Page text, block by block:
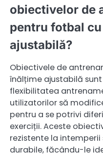
obiectivelor de
pentru fotbal
ajustabilă?
Obiectivele de
înălțime ajustabilă
flexibilitatea
utilizatorilor să
pentru a se potrivi
exerciții. Aceste
rezistente la
durabile, făcându-le